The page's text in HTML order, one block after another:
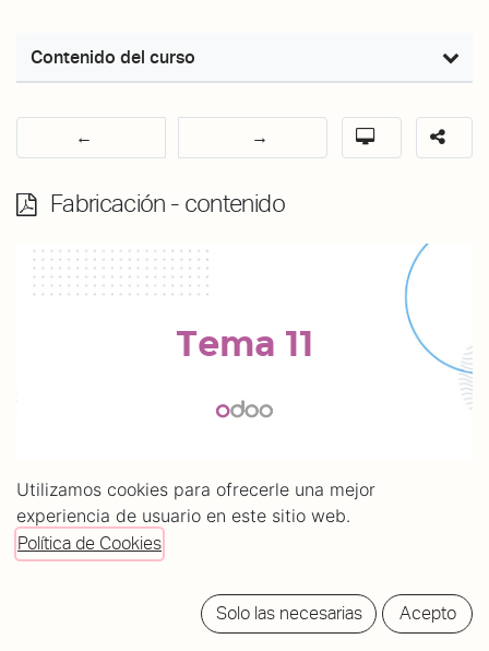
Contenido del curso
Fabricación - contenido
Utilizamos cookies para ofrecerle una mejor
experiencia de usuario en este sitio web.
Política de Cookies
Solo las necesarias Acepto